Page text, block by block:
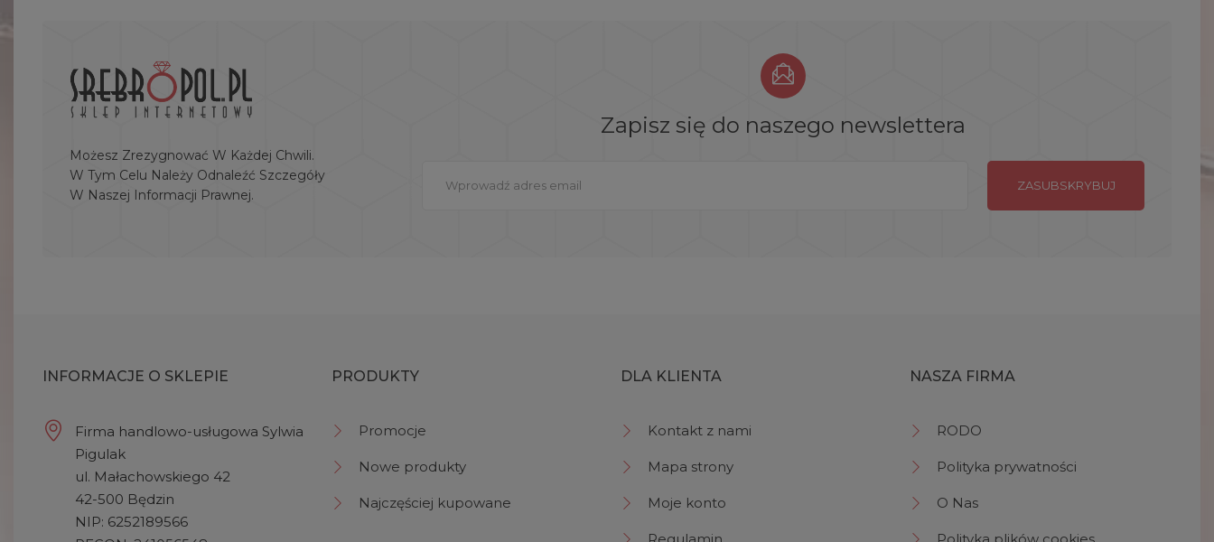
Możesz Zrezygnować W Każdej Chwili.
W Tym Celu Należy Odnaleźć Szczegóły
W Naszej Informacji Prawnej.
Zapisz się do naszego newslettera
INFORMACJE O SKLEPIE
Firma handlowo-usługowa Sylwia
Pigulak
ul. Małachowskiego 42
42-500 Będzin
NIP: 6252189566
PRODUKTY
Promocje
Nowe produkty
Najczęściej kupowane
DLA KLIENTA
Kontakt z nami
Mapa strony
Moje konto
NASZA FIRMA
RODO
Polityka prywatności
O Nas